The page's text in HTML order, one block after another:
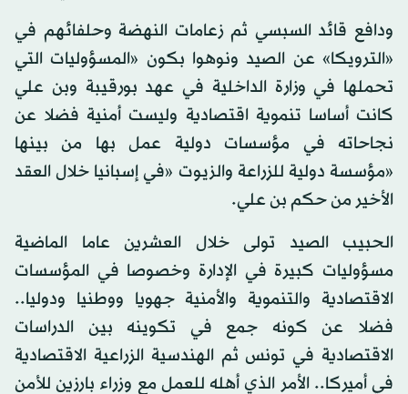
ودافع قائد السبسي ثم زعامات النهضة وحلفائهم في
«الترويكا» عن الصيد ونوهوا بكون «المسؤوليات التي
تحملها في وزارة الداخلية في عهد بورقيبة وبن علي
كانت أساسا تنموية اقتصادية وليست أمنية فضلا عن
نجاحاته في مؤسسات دولية عمل بها من بينها
«مؤسسة دولية للزراعة والزيوت «في إسبانيا خلال العقد
الأخير من حكم بن علي.
الحبيب الصيد تولى خلال العشرين عاما الماضية
مسؤوليات كبيرة في الإدارة وخصوصا في المؤسسات
الاقتصادية والتنموية والأمنية جهويا ووطنيا ودوليا..
فضلا عن كونه جمع في تكوينه بين الدراسات
الاقتصادية في تونس ثم الهندسية الزراعية الاقتصادية
في أميركا.. الأمر الذي أهله للعمل مع وزراء بارزين للأمن